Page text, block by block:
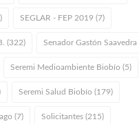
SEGLAR - FEP 2019 (7)
(322) Senador Gastón Saavedra
Seremi Medioambiente Biobío (5)
Seremi Salud Biobío (179)
(7) Solicitantes (215)